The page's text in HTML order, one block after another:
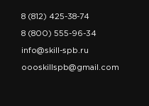
8 (812) 425-38-74
8 (800) 555-96-34
info@skill-spb.ru
oooskillspb@gmail.com